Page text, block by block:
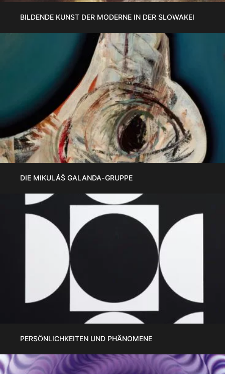
BILDENDE KUNST DER MODERNE IN DER SLOWAKEI
DIE MIKULÁŠ GALANDA-GRUPPE
PERSÖNLICHKEITEN UND PHÄNOMENE